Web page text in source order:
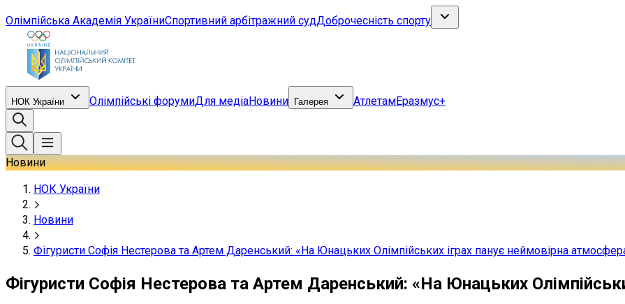
Олімпійська Академія УкраїниСпортивний арбітражний судДоброчесність спорту
НОК України Олімпійські форумиДля медіаНовини Галерея АтлетамЕразмус+
Новини
НОК України
Новини
Фігуристи Софія Нестерова та Артем Даренський: «На Юнацьких Олімпійських іграх панує неймовірна
Фігуристи Софія Нестерова та Артем Даренський: «На Юнацьких